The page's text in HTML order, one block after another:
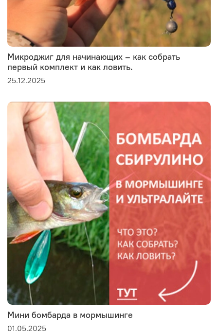
Микроджиг для начинающих – как собрать
первый комплект и как ловить.
25.12.2025
Мини бомбарда в мормышинге
01.05.2025